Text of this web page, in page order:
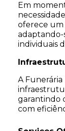
Em
oferece um
adaptando-
individuais
A
garantindo
com